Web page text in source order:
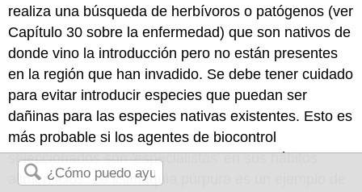
realiza una búsqueda de herbívoros o patógenos (ver
Capítulo 30 sobre la enfermedad) que son nativos de
donde vino la introducción pero no están presentes
en la región que han invadido. Se debe tener cuidado
para evitar introducir especies que puedan ser
dañinas para las especies nativas existentes. Esto es
más probable si los agentes de biocontrol
seleccionados son 'especialistas' en sus hábitos
alimenticios. La lisimaquia púrpura es un ejemplo de